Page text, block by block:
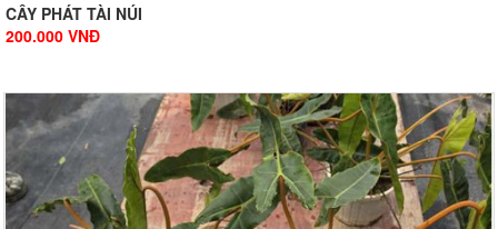
CÂY PHÁT TÀI NÚI
200.000 VNĐ